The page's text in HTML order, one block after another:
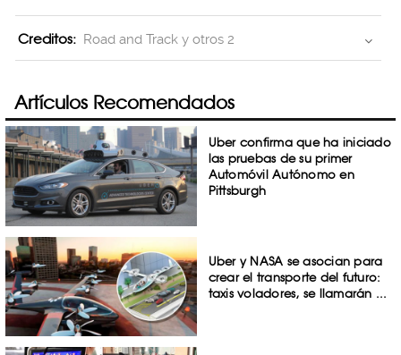
Creditos: Road and Track y otros 2
Artículos Recomendados
Uber confirma que ha iniciado
las pruebas de su primer
Automóvil Autónomo en
Pittsburgh
Uber y NASA se asocian para
crear el transporte del futuro:
taxis voladores, se llamarán ...